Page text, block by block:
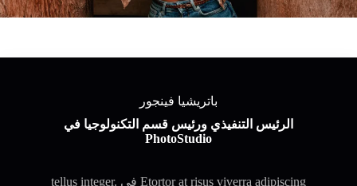
باتريشيا فينجور
الرئيس التنفيذي ورئيس قسم التكنولوجيا في
PhotoStudio
Etortor at risus viverra adipiscing في tellus integer.